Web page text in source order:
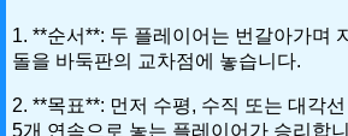
1. **순서**: 두 플레이어는 번갈아가며
돌을 바둑판의 교차점에 놓습니다.
2. **목표**: 먼저 수평, 수직 또는 대각
5개 연속으로 놓는 플레이어가 승리합